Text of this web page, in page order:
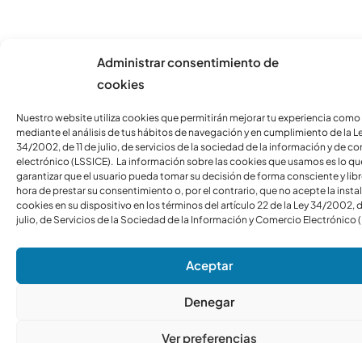
Administrar consentimiento de
cookies
Nuestro website utiliza cookies que permitirán mejorar tu experiencia como
mediante el análisis de tus hábitos de navegación y en cumplimiento de la
34/2002, de 11 de julio, de servicios de la sociedad de la información y de
electrónico (LSSICE). La información sobre las cookies que usamos es lo
garantizar que el usuario pueda tomar su decisión de forma consciente y
hora de prestar su consentimiento o, por el contrario, que no acepte la
cookies en su dispositivo en los términos del artículo 22 de la Ley 34/2002,
julio, de Servicios de la Sociedad de la Información y Comercio Electrónico
Aceptar
Denegar
Ver preferencias